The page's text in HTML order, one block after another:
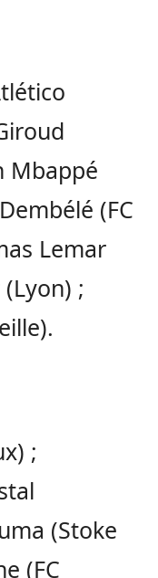
Mbappé
(FC
Lemar
;
;
(Stoke
(FC